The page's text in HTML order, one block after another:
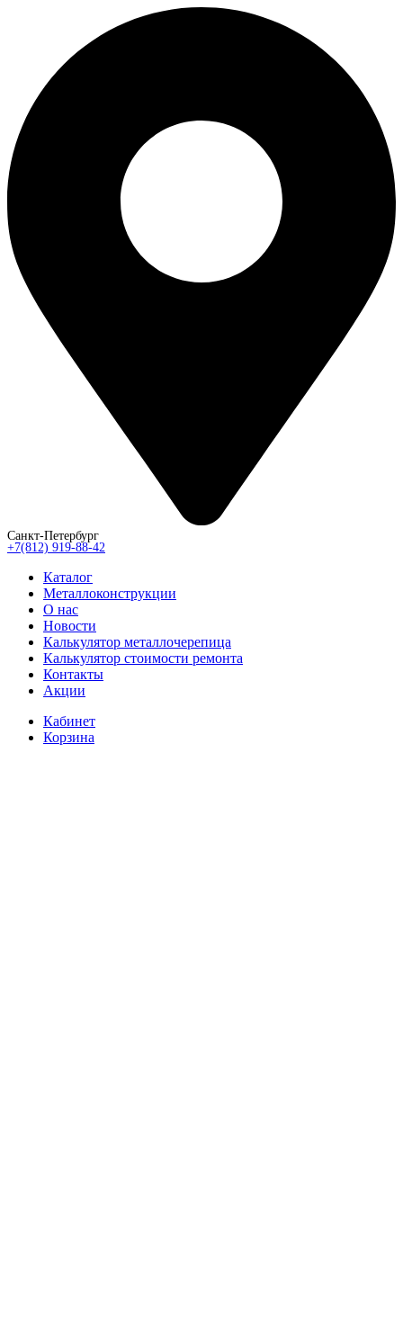
Санкт-Петербург
+7(812) 919-88-42
Каталог
Металлоконструкции
О нас
Новости
Калькулятор металлочерепица
Калькулятор стоимости ремонта
Контакты
Акции
Кабинет
Корзина